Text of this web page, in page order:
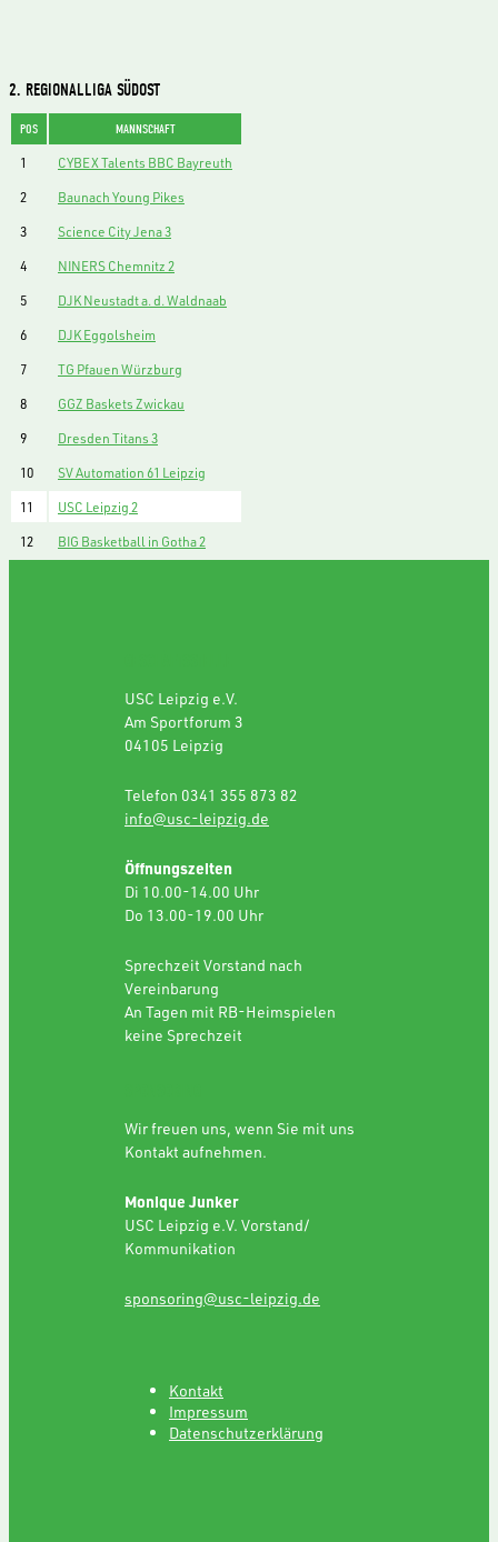
2. REGIONALLIGA SÜDOST
POS MANNSCHAFT
1
CYBEX Talents BBC Bayreuth
2
Baunach Young Pikes
3
Science City Jena 3
4
NINERS Chemnitz 2
5
DJK Neustadt a. d. Waldnaab
6
DJK Eggolsheim
7
TG Pfauen Würzburg
8
GGZ Baskets Zwickau
9
Dresden Titans 3
10
SV Automation 61 Leipzig
11
USC Leipzig 2
12
BIG Basketball in Gotha 2
USC Leipzig e.V.
Am Sportforum 3
04105 Leipzig
Telefon 0341 355 873 82
info@usc-leipzig.de
Öffnungszeiten
Di 10.00-14.00 Uhr
Do 13.00-19.00 Uhr
Sprechzeit Vorstand nach
Vereinbarung
An Tagen mit RB-Heimspielen
keine Sprechzeit
Wir freuen uns, wenn Sie mit uns
Kontakt aufnehmen.
Monique Junker
USC Leipzig e.V. Vorstand/
Kommunikation
sponsoring@usc-leipzig.de
Kontakt
Impressum
Datenschutzerklärung